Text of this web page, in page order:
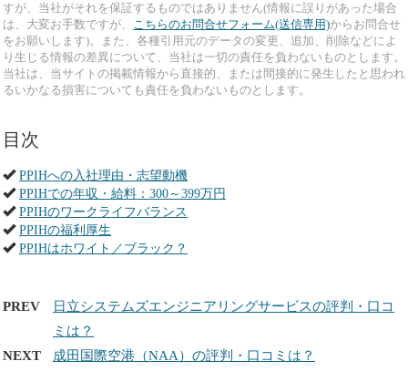
すが、当社がそれを保証するものではありません(情報に誤りがあった場合
は、大変お手数ですが、 こちらのお問合せフォーム(送信専用)からお問合せ
をお願いします)。また、各種引用元のデータの変更、追加、削除などによ
り生じる情報の差異について、当社は一切の責任を負わないものとします。
当社は、当サイトの掲載情報から直接的、または間接的に発生したと思われ
るいかなる損害についても責任を負わないものとします。
目次
PPIHへの入社理由・志望動機
PPIHでの年収・給料：300～399万円
PPIHのワークライフバランス
PPIHの福利厚生
PPIHはホワイト／ブラック？
PREV
日立システムズエンジニアリングサービスの評判・口コ
ミは？
NEXT
成田国際空港（NAA）の評判・口コミは？